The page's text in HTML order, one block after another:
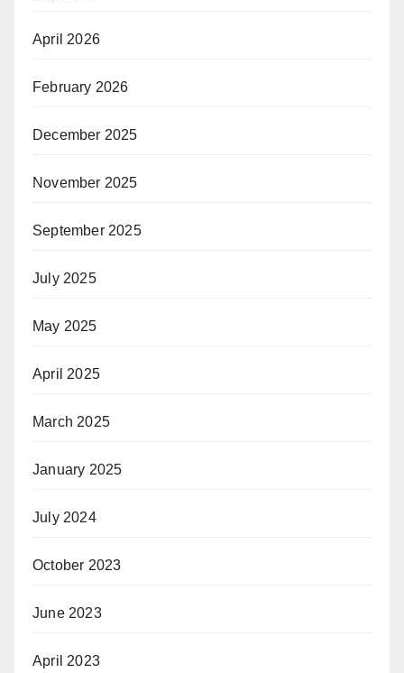
April 2026
February 2026
December 2025
November 2025
September 2025
July 2025
May 2025
April 2025
March 2025
January 2025
July 2024
October 2023
June 2023
April 2023